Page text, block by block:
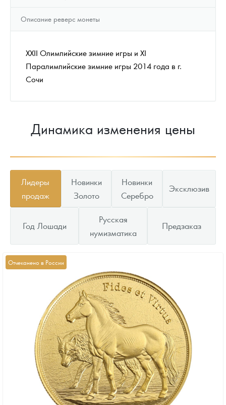
Описание реверс монеты
XXII Олимпийские зимние игры и XI
Паралимпийские зимние игры 2014 года в г.
Сочи
Динамика изменения цены
Лидеры
продаж
Новинки
Золото
Новинки
Серебро
Эксклюзив
Год Лошади
Русская
нумизматика
Предзаказ
Отчеканено в России